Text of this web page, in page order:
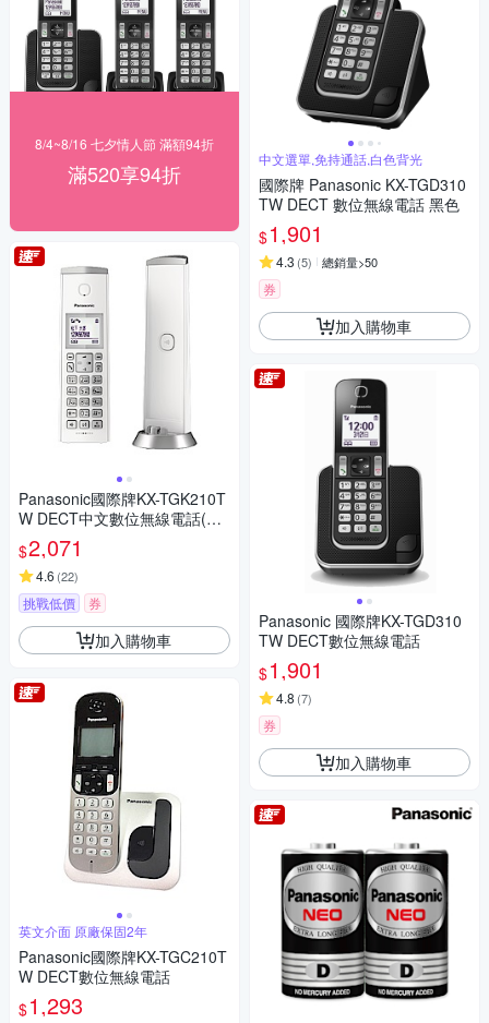
8/4~8/16 七夕情人節 滿額94折
滿520享94折
Panasonic國際牌KX-TGK210T
W DECT中文數位無線電話(公
司貨)
$2,071
4.6 (22)
挑戰低價 券
加入購物車
英文介面 原廠保固2年
Panasonic國際牌KX-TGC210T
W DECT數位無線電話
$1,293
中文選單,免持通話,白色背光
國際牌 Panasonic KX-TGD310
TW DECT 數位無線電話 黑色
$1,901
4.3 (5) 總銷量>50
券
加入購物車
Panasonic 國際牌KX-TGD310
TW DECT數位無線電話
$1,901
4.8 (7)
券
加入購物車